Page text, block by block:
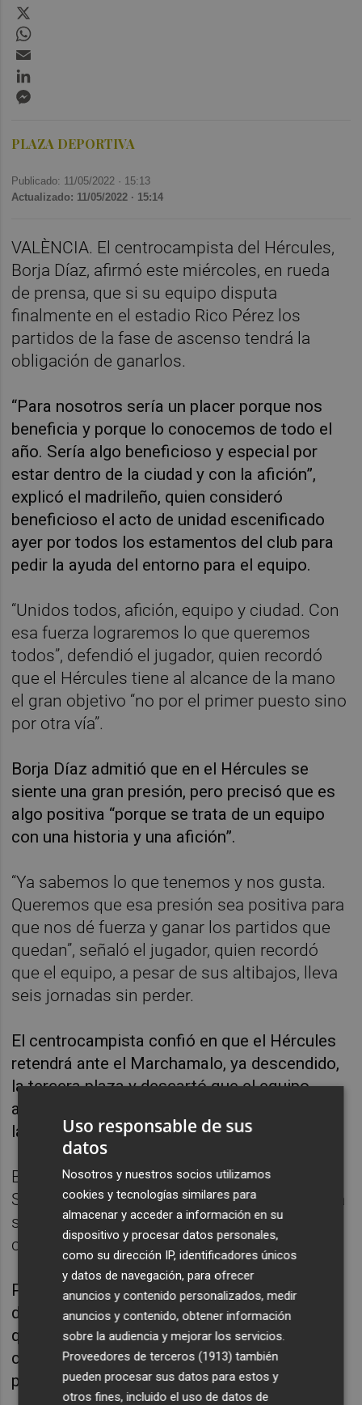
PLAZA DEPORTIVA
Publicado: 11/05/2022 · 15:13
Actualizado: 11/05/2022 · 15:14
VALÈNCIA. El centrocampista del Hércules,
Borja Díaz, afirmó este miércoles, en rueda
de prensa, que si su equipo disputa
finalmente en el estadio Rico Pérez los
partidos de la fase de ascenso tendrá la
obligación de ganarlos.
“Para nosotros sería un placer porque nos
beneficia y porque lo conocemos de todo el
año. Sería algo beneficioso y especial por
estar dentro de la ciudad y con la afición”,
explicó el madrileño, quien consideró
beneficioso el acto de unidad escenificado
ayer por todos los estamentos del club para
pedir la ayuda del entorno para el equipo.
“Unidos todos, afición, equipo y ciudad. Con
esa fuerza lograremos lo que queremos
todos”, defendió el jugador, quien recordó
que el Hércules tiene al alcance de la mano
el gran objetivo “no por el primer puesto sino
por otra vía”.
Borja Díaz admitió que en el Hércules se
siente una gran presión, pero precisó que es
algo positiva “porque se trata de un equipo
con una historia y una afición”.
“Ya sabemos lo que tenemos y nos gusta.
Queremos que esa presión sea positiva para
que nos dé fuerza y ganar los partidos que
quedan”, señaló el jugador, quien recordó
que el equipo, a pesar de sus altibajos, lleva
seis jornadas sin perder.
El centrocampista confió en que el Hércules
retendrá ante el Marchamalo, ya descendido,
la tercera plaza y descartó que el equipo
afronte la última jornada como un ensayo de
la promoción.
Borja Díaz lamentó la nueva lesión de Pedro
Sánchez y deseó que el Hércules recupere la
solidez defensiva tras varias jornadas
consecutivas encajando gol.
Por último, el jugador receló del Marchamalo,
del que comento que “juegan sin presión y
querrán despedirse de la temporada y de la
categoría a tope en un escenario muy bonito
para ellos”.
Uso responsable de sus
datos
Nosotros y nuestros socios utilizamos
cookies y tecnologías similares para
almacenar y acceder a información en su
dispositivo y procesar datos personales,
como su dirección IP, identificadores únicos
y datos de navegación, para ofrecer
anuncios y contenido personalizados, medir
anuncios y contenido, obtener información
sobre la audiencia y mejorar los servicios.
Proveedores de terceros (1913) también
pueden procesar sus datos para estos y
otros fines, incluido el uso de datos de